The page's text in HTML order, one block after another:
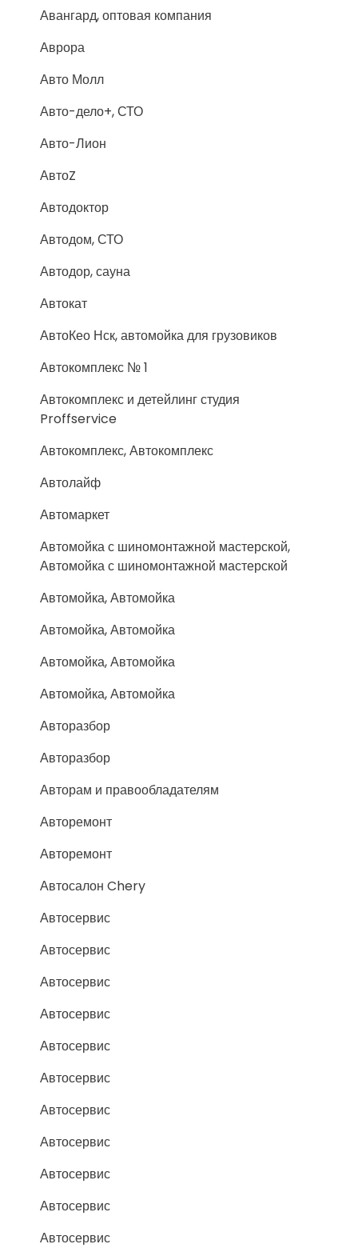
Авангард, оптовая компания
Аврора
Авто Молл
Авто-дело+, СТО
Авто-Лион
АвтоZ
Автодоктор
Автодом, СТО
Автодор, сауна
Автокат
АвтоКео Нск, автомойка для грузовиков
Автокомплекс № 1
Автокомплекс и детейлинг студия
Proffservice
Автокомплекс, Автокомплекс
Автолайф
Автомаркет
Автомойка с шиномонтажной мастерской,
Автомойка с шиномонтажной мастерской
Автомойка, Автомойка
Автомойка, Автомойка
Автомойка, Автомойка
Автомойка, Автомойка
Авторазбор
Авторазбор
Авторам и правообладателям
Авторемонт
Авторемонт
Автосалон Chery
Автосервис
Автосервис
Автосервис
Автосервис
Автосервис
Автосервис
Автосервис
Автосервис
Автосервис
Автосервис
Автосервис